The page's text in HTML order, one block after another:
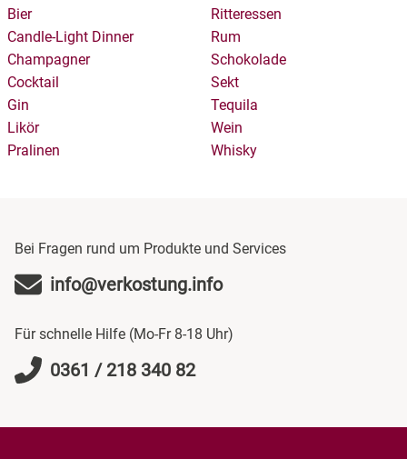
Bier
Candle-Light Dinner
Champagner
Cocktail
Gin
Likör
Pralinen
Ritteressen
Rum
Schokolade
Sekt
Tequila
Wein
Whisky
Bei Fragen rund um Produkte und Services
info@verkostung.info
Für schnelle Hilfe (Mo-Fr 8-18 Uhr)
0361 / 218 340 82